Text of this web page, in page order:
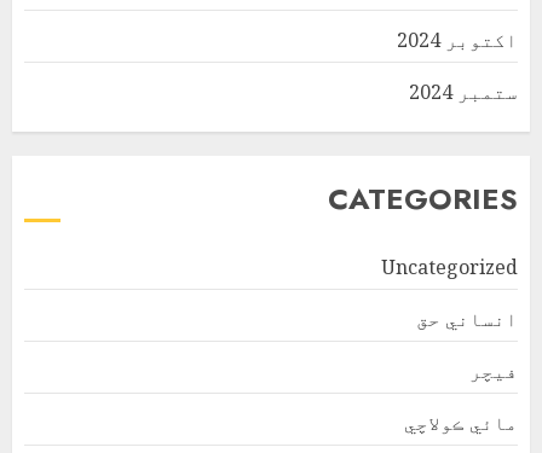
اکتوبر 2024
ستمبر 2024
CATEGORIES
Uncategorized
انساني حق
فیچر
مائي ڪولاچي